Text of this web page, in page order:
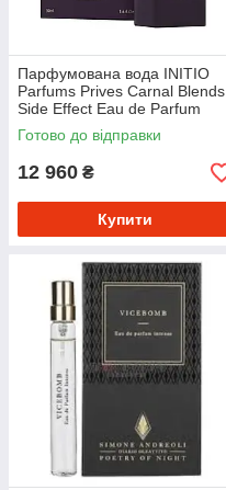
Парфумована вода INITIO
Parfums Prives Carnal Blends
Side Effect Eau de Parfum
90ml
Готово до відправки
12 960 ₴
Купити